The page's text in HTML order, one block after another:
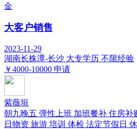
金
大客户销售
2023-11-29
湖南长株潭-长沙 大专学历 不限经验
￥4000-10000 申请
紫薇垣
朝九晚五 弹性上班 加班餐补 住房补
日物资 旅游 培训 体检 法定节假日